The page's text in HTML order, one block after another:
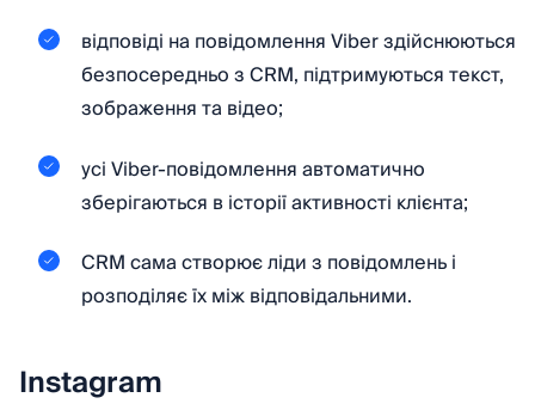
відповіді на повідомлення Viber здійснюються
безпосередньо з CRM, підтримуються текст,
зображення та відео;
усі Viber-повідомлення автоматично
зберігаються в історії активності клієнта;
CRM сама створює ліди з повідомлень і
розподіляє їх між відповідальними.
Instagram